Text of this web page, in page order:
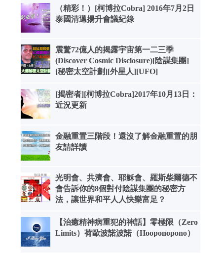
（精彩！）[柯博拉Cobra] 2016年7月2日
泰國清邁揚升會議紀錄
震驚72億人的揭露宇宙第一二三季
(Discover Cosmic Disclosure)[陰謀集團]
[秘密太空計劃][外星人][UFO]
[揭密者][柯博拉Cobra]2017年10月13日：
近況更新
金融重置三階段！還沒了解金融重置的朋
友請詳讀
光明會、共濟會、耶穌會、羅斯柴爾德不
會告訴你的8個對付陰謀集團的秘密方
法，讓世界和平人人快樂富足？
【治癒精神病重犯的神話】零極限（Zero
Limits）荷歐波諾波諾（Hooponopono）